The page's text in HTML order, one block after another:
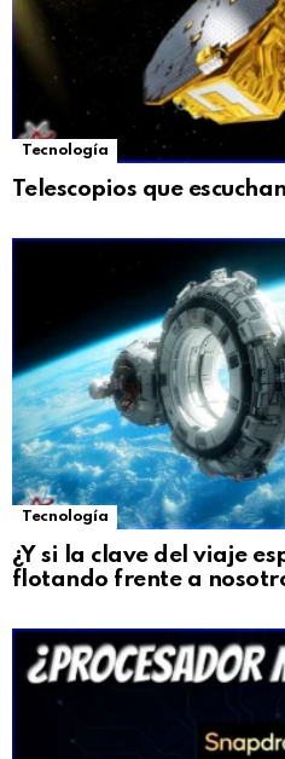
Tecnología
Telescopios que
Tecnología
¿Y si la clave del viaje
flotando frente a